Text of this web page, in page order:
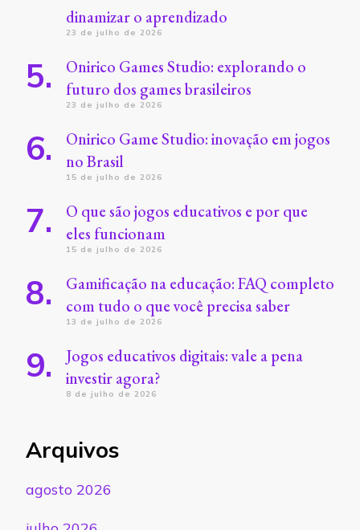
dinamizar o aprendizado
23 de julho de 2026
Onirico Games Studio: explorando o
futuro dos games brasileiros
23 de julho de 2026
Onirico Game Studio: inovação em jogos
no Brasil
15 de julho de 2026
O que são jogos educativos e por que
eles funcionam
15 de julho de 2026
Gamificação na educação: FAQ completo
com tudo o que você precisa saber
13 de julho de 2026
Jogos educativos digitais: vale a pena
investir agora?
8 de julho de 2026
Arquivos
agosto 2026